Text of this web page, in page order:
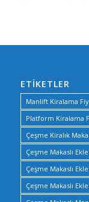
ETIKETLER
Manlift Kiralama
Platform Kiralama
Çeşme Kiralık
Çeşme Makaslı
Çeşme Makaslı
Çeşme Makaslı